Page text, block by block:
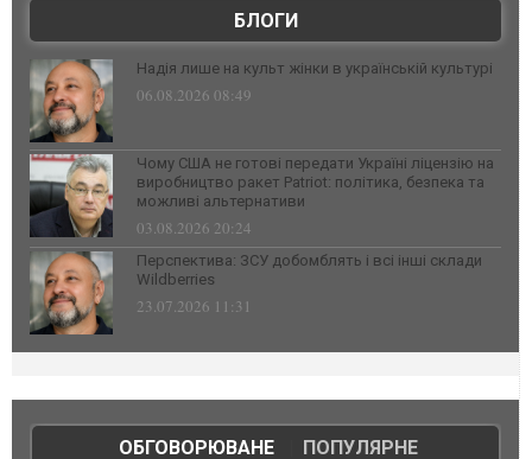
БЛОГИ
Надія лише на культ жінки в українській культурі
06.08.2026 08:49
Чому США не готові передати Україні ліцензію на
виробництво ракет Patriot: політика, безпека та
можливі альтернативи
03.08.2026 20:24
Перспектива: ЗСУ добомблять і всі інші склади
Wildberries
23.07.2026 11:31
ОБГОВОРЮВАНЕ| ПОПУЛЯРНЕ